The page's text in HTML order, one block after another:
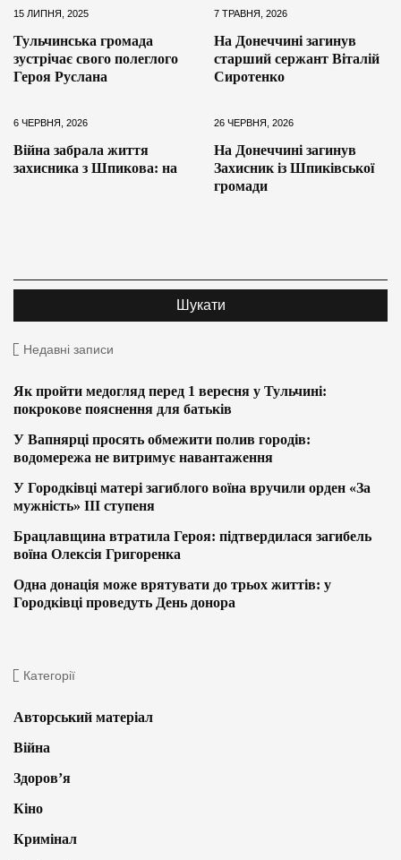
15 ЛИПНЯ, 2025
Тульчинська громада
зустрічає свого полеглого
Героя Руслана
7 ТРАВНЯ, 2026
На Донеччині загинув
старший сержант Віталій
Сиротенко
6 ЧЕРВНЯ, 2026
Війна забрала життя
захисника з Шпикова: на
26 ЧЕРВНЯ, 2026
На Донеччині загинув
Захисник із Шпиківської
громади
Недавні записи
Як пройти медогляд перед 1 вересня у Тульчині:
покрокове пояснення для батьків
У Вапнярці просять обмежити полив городів:
водомережа не витримує навантаження
У Городківці матері загиблого воїна вручили орден «За
мужність» ІІІ ступеня
Брацлавщина втратила Героя: підтвердилася загибель
воїна Олексія Григоренка
Одна донація може врятувати до трьох життів: у
Городківці проведуть День донора
Категорії
Авторський матеріал
Війна
Здоров’я
Кіно
Кримінал